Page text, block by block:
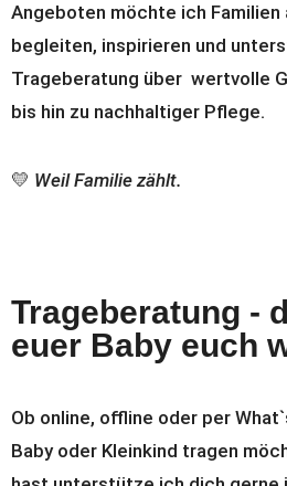
Angeboten möchte ich Familien
begleiten, inspirieren und
Trageberatung über wertvolle
bis hin zu nachhaltiger Pflege.
💛 Weil Familie zählt.
Trageberatung -
euer Baby euch
Ob online, offline oder per
Baby oder Kleinkind tragen